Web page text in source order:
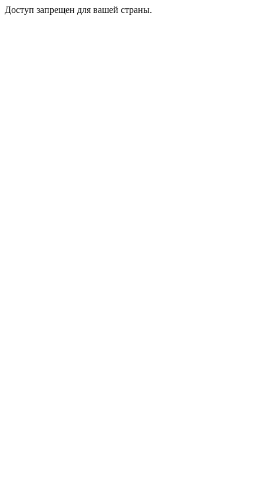
Доступ запрещен для вашей страны.